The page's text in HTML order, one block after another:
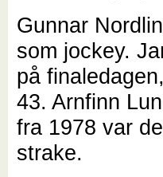
Gunnar
som jockey.
på
43. Arnfinn
fra 1978 var
strake.